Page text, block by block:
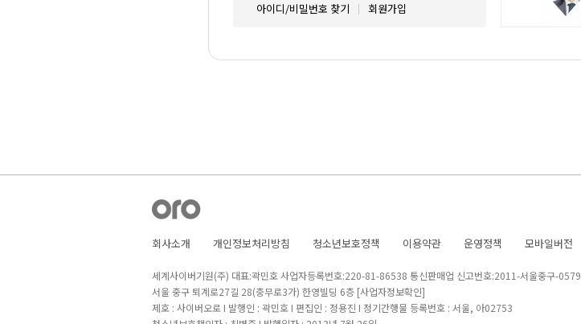
아이디/비밀번호 찾기 회원가입
회사소개 개인정보처리방침 청소년보호정책 이용약관 운영정책 모바일버전
세계사이버기원(주) 대표:곽민호 사업자등록번호:220-81-86538 통신판매업 신고번호:2011-서울중구-0579
서울 중구 퇴계로27길 28(충무로3가) 한영빌딩 6층 [사업자정보확인]
제호 : 사이버오로 I 발행인 : 곽민호 I 편집인 : 정용진 I 정기간행물 등록번호 : 서울, 아02753